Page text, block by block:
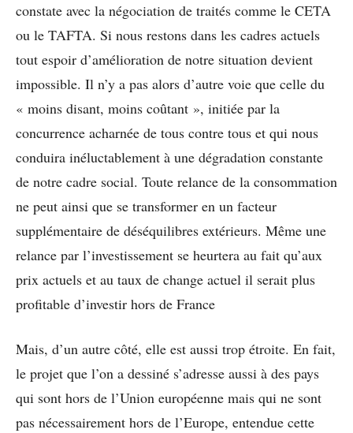
constate avec la négociation de traités comme le CETA
ou le TAFTA. Si nous restons dans les cadres actuels
tout espoir d’amélioration de notre situation devient
impossible. Il n’y a pas alors d’autre voie que celle du
« moins disant, moins coûtant », initiée par la
concurrence acharnée de tous contre tous et qui nous
conduira inéluctablement à une dégradation constante
de notre cadre social. Toute relance de la consommation
ne peut ainsi que se transformer en un facteur
supplémentaire de déséquilibres extérieurs. Même une
relance par l’investissement se heurtera au fait qu’aux
prix actuels et au taux de change actuel il serait plus
profitable d’investir hors de France
Mais, d’un autre côté, elle est aussi trop étroite. En fait,
le projet que l’on a dessiné s’adresse aussi à des pays
qui sont hors de l’Union européenne mais qui ne sont
pas nécessairement hors de l’Europe, entendue cette